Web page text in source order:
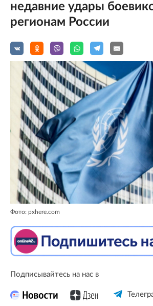
недавние удары
регионам России
Фото: pxhere.com
Подписывайтесь на нас в